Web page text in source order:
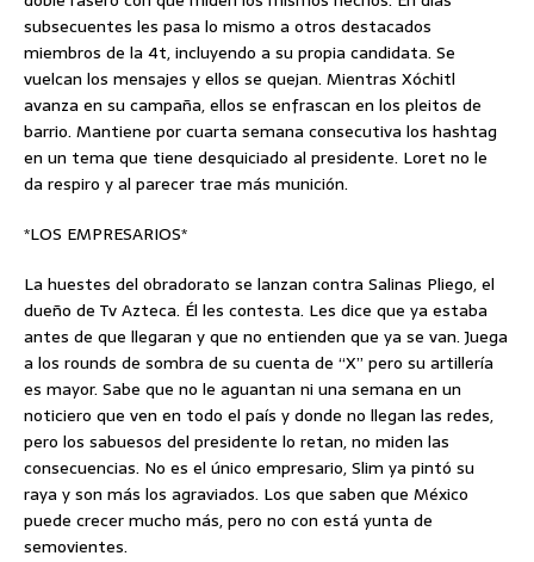
subsecuentes les pasa lo mismo a otros destacados
miembros de la 4t, incluyendo a su propia candidata. Se
vuelcan los mensajes y ellos se quejan. Mientras Xóchitl
avanza en su campaña, ellos se enfrascan en los pleitos de
barrio. Mantiene por cuarta semana consecutiva los hashtag
en un tema que tiene desquiciado al presidente. Loret no le
da respiro y al parecer trae más munición.
*LOS EMPRESARIOS*
La huestes del obradorato se lanzan contra Salinas Pliego, el
dueño de Tv Azteca. Él les contesta. Les dice que ya estaba
antes de que llegaran y que no entienden que ya se van. Juega
a los rounds de sombra de su cuenta de “X” pero su artillería
es mayor. Sabe que no le aguantan ni una semana en un
noticiero que ven en todo el país y donde no llegan las redes,
pero los sabuesos del presidente lo retan, no miden las
consecuencias. No es el único empresario, Slim ya pintó su
raya y son más los agraviados. Los que saben que México
puede crecer mucho más, pero no con está yunta de
semovientes.